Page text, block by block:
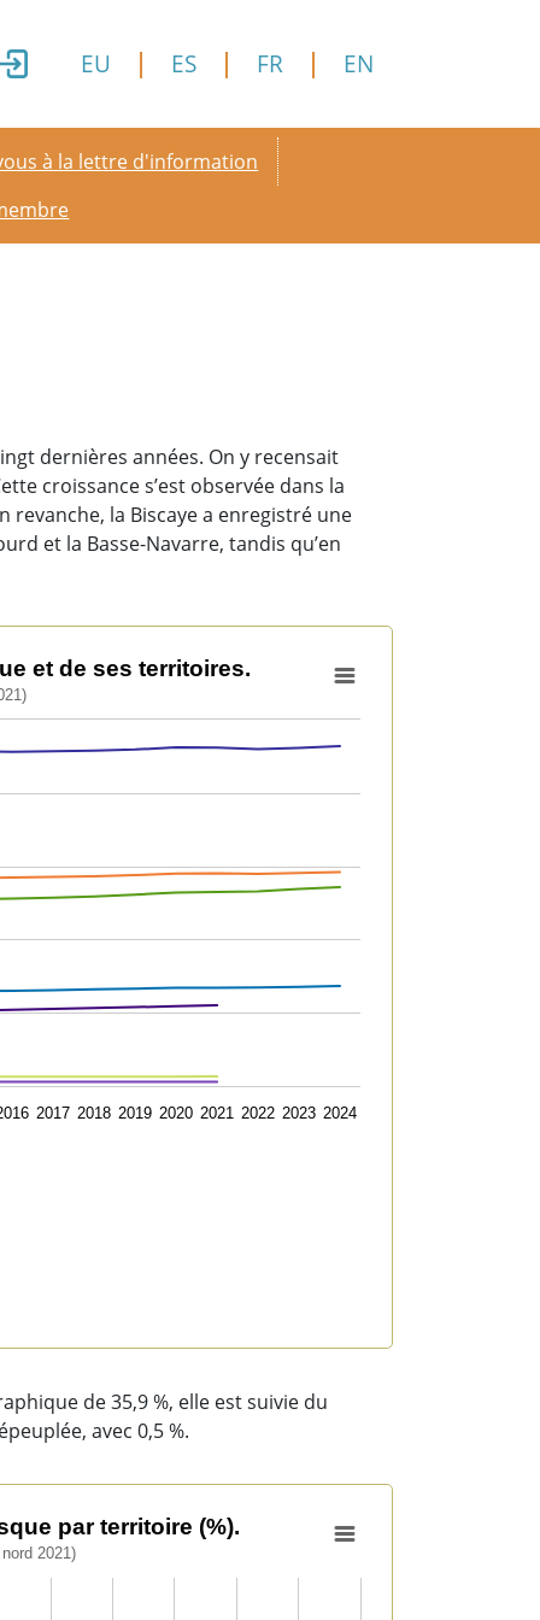
EU ES FR EN
menuà la lettre d'information
dernières années. On y recensait
croissance s’est observée dans la
la Biscaye a enregistré une
et la Basse-Navarre, tandis qu’en
et de ses territoires.
2017 2018 2019 2020 2021 2022 2023 2024
de 35,9 %, elle est suivie du
avec 0,5 %.
par territoire (%).
2021)